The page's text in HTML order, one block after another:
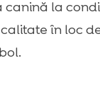
la
în loc